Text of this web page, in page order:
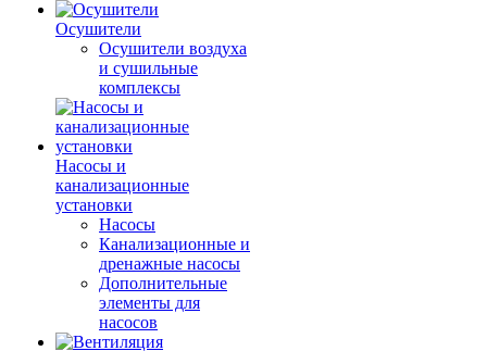
Осушители
Осушители воздуха
и сушильные
комплексы
Насосы и
канализационные
установки
Насосы
Канализационные и
дренажные насосы
Дополнительные
элементы для
насосов